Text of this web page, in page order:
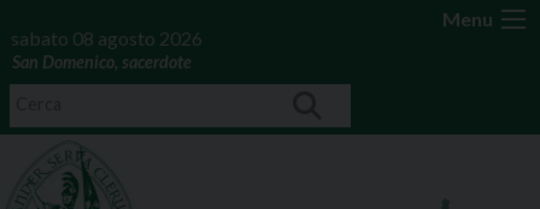
Menu
sabato 08 agosto 2026
San Domenico, sacerdote